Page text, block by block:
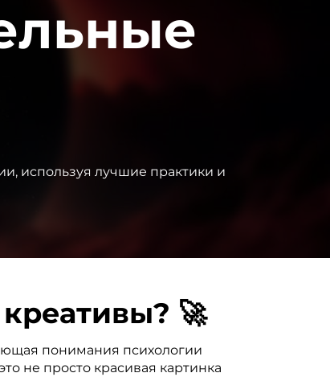
используя лучшие практики и
🚀
понимания психологии
не просто красивая картинка